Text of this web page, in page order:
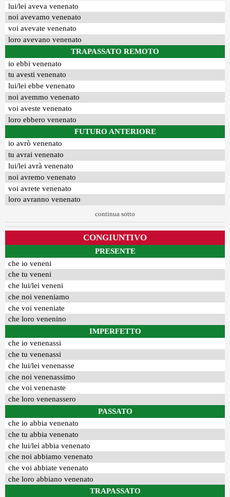
lui/lei aveva venenato
noi avevamo venenato
voi avevate venenato
loro avevano venenato
TRAPASSATO REMOTO
io ebbi venenato
tu avesti venenato
lui/lei ebbe venenato
noi avemmo venenato
voi aveste venenato
loro ebbero venenato
FUTURO ANTERIORE
io avrò venenato
tu avrai venenato
lui/lei avrà venenato
noi avremo venenato
voi avrete venenato
loro avranno venenato
continua sotto
CONGIUNTIVO
PRESENTE
che io veneni
che tu veneni
che lui/lei veneni
che noi veneniamo
che voi veneniate
che loro venenino
IMPERFETTO
che io venenassi
che tu venenassi
che lui/lei venenasse
che noi venenassimo
che voi venenaste
che loro venenassero
PASSATO
che io abbia venenato
che tu abbia venenato
che lui/lei abbia venenato
che noi abbiamo venenato
che voi abbiate venenato
che loro abbiano venenato
TRAPASSATO